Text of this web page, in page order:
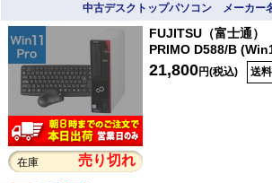
中古デスクトップパソコン メーカー
在庫 売り切れ
FUJITSU（富士通）
PRIMO D588/B
21,800円(税込) 送